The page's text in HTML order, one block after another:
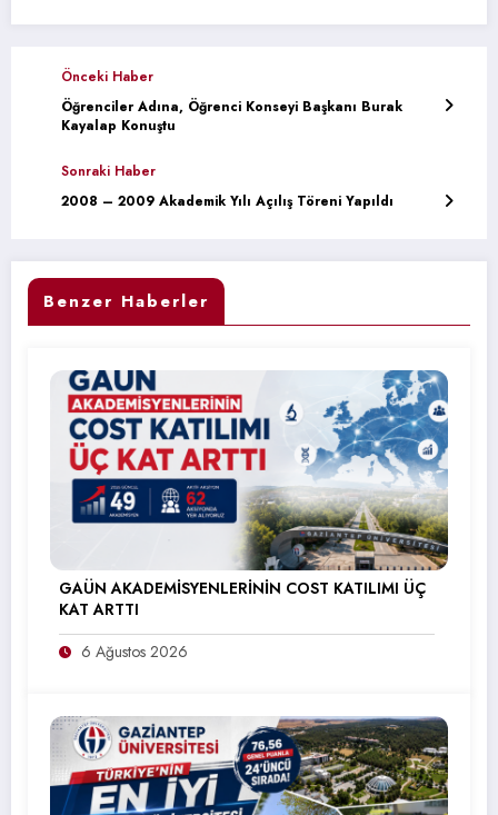
Önceki Haber
Öğrenciler Adına, Öğrenci Konseyi Başkanı Burak
Kayalap Konuştu
Sonraki Haber
2008 – 2009 Akademik Yılı Açılış Töreni Yapıldı
Benzer Haberler
GAÜN AKADEMİSYENLERİNİN COST KATILIMI ÜÇ
KAT ARTTI
6 Ağustos 2026